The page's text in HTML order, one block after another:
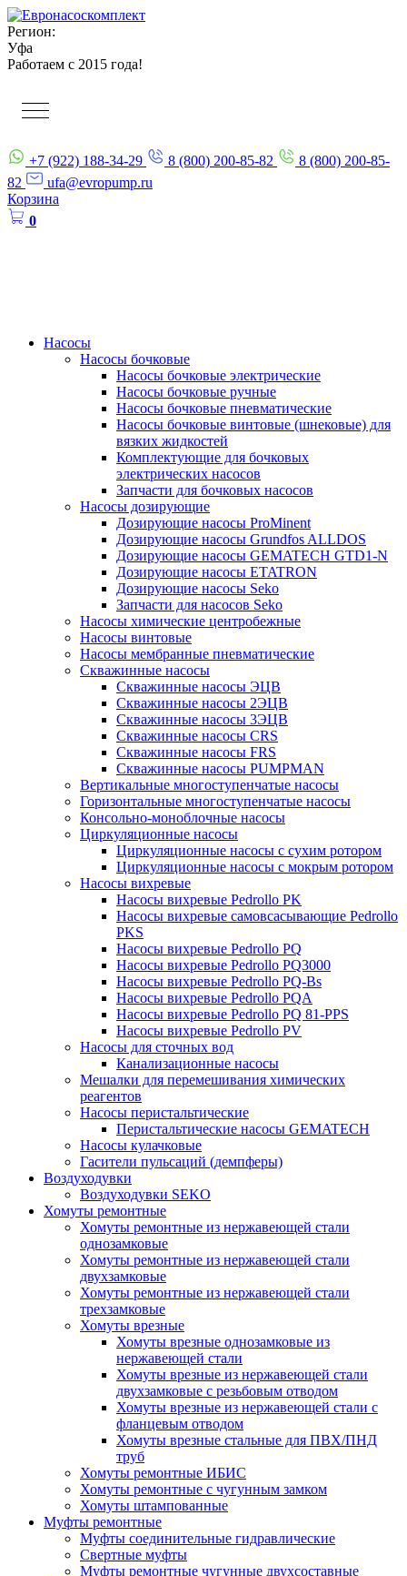
Регион:
Уфа
Работаем с 2015 года!
+7 (922) 188-34-29 8 (800) 200-85-82
8 (800) 200-85-
82
ufa@evropump.ru
Корзина
0
Насосы
Насосы бочковые
Насосы бочковые электрические
Насосы бочковые ручные
Насосы бочковые пневматические
Насосы бочковые винтовые (шнековые) для
вязких жидкостей
Комплектующие для бочковых
электрических насосов
Запчасти для бочковых насосов
Насосы дозирующие
Дозирующие насосы ProMinent
Дозирующие насосы Grundfos ALLDOS
Дозирующие насосы GEMATECH GTD1-N
Дозирующие насосы ETATRON
Дозирующие насосы Seko
Запчасти для насосов Seko
Насосы химические центробежные
Насосы винтовые
Насосы мембранные пневматические
Скважинные насосы
Скважинные насосы ЭЦВ
Скважинные насосы 2ЭЦВ
Скважинные насосы 3ЭЦВ
Скважинные насосы CRS
Скважинные насосы FRS
Скважинные насосы PUMPMAN
Вертикальные многоступенчатые насосы
Горизонтальные многоступенчатые насосы
Консольно-моноблочные насосы
Циркуляционные насосы
Циркуляционные насосы с сухим ротором
Циркуляционные насосы с мокрым ротором
Насосы вихревые
Насосы вихревые Pedrollo PK
Насосы вихревые самовсасывающие Pedrollo
PKS
Насосы вихревые Pedrollo PQ
Насосы вихревые Pedrollo PQ3000
Насосы вихревые Pedrollo PQ-Bs
Насосы вихревые Pedrollo PQA
Насосы вихревые Pedrollo PQ 81-PPS
Насосы вихревые Pedrollo PV
Насосы для сточных вод
Канализационные насосы
Мешалки для перемешивания химических
реагентов
Насосы перистальтические
Перистальтические насосы GEMATECH
Насосы кулачковые
Гасители пульсаций (демпферы)
Воздуходувки
Воздуходувки SEKO
Хомуты ремонтные
Хомуты ремонтные из нержавеющей стали
однозамковые
Хомуты ремонтные из нержавеющей стали
двухзамковые
Хомуты ремонтные из нержавеющей стали
трехзамковые
Хомуты врезные
Хомуты врезные однозамковые из
нержавеющей стали
Хомуты врезные из нержавеющей стали
двухзамковые с резьбовым отводом
Хомуты врезные из нержавеющей стали с
фланцевым отводом
Хомуты врезные стальные для ПВХ/ПНД
труб
Хомуты ремонтные ИБИС
Хомуты ремонтные с чугунным замком
Хомуты штампованные
Муфты ремонтные
Муфты соединительные гидравлические
Свертные муфты
Муфты ремонтные чугунные двухсоставные